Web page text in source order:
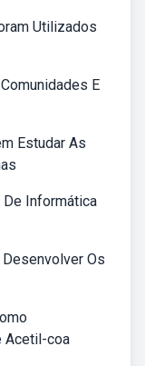
Utilizados
E
Estudar As
Informática
Desenvolver Os
Acetil-coa